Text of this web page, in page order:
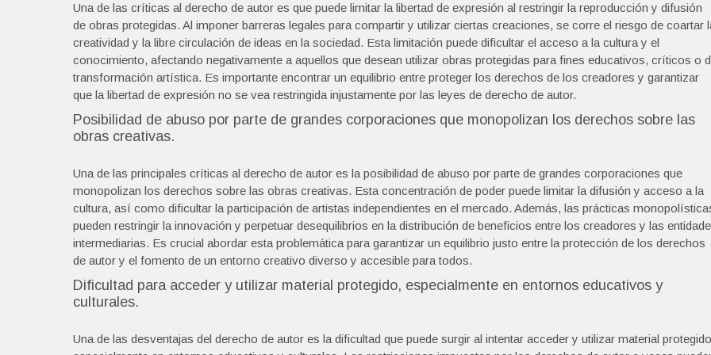
Una de las críticas al derecho de autor es que puede limitar la libertad de expresión al restringir la reproducción y difusión
de obras protegidas. Al imponer barreras legales para compartir y utilizar ciertas creaciones, se corre el riesgo de coartar
creatividad y la libre circulación de ideas en la sociedad. Esta limitación puede dificultar el acceso a la cultura y el
conocimiento, afectando negativamente a aquellos que desean utilizar obras protegidas para fines educativos, críticos o
transformación artística. Es importante encontrar un equilibrio entre proteger los derechos de los creadores y garantizar
que la libertad de expresión no se vea restringida injustamente por las leyes de derecho de autor.
Posibilidad de abuso por parte de grandes corporaciones que monopolizan los derechos sobre las
obras creativas.
Una de las principales críticas al derecho de autor es la posibilidad de abuso por parte de grandes corporaciones que
monopolizan los derechos sobre las obras creativas. Esta concentración de poder puede limitar la difusión y acceso a la
cultura, así como dificultar la participación de artistas independientes en el mercado. Además, las prácticas
pueden restringir la innovación y perpetuar desequilibrios en la distribución de beneficios entre los creadores y las
intermediarias. Es crucial abordar esta problemática para garantizar un equilibrio justo entre la protección de los derechos
de autor y el fomento de un entorno creativo diverso y accesible para todos.
Dificultad para acceder y utilizar material protegido, especialmente en entornos educativos y
culturales.
Una de las desventajas del derecho de autor es la dificultad que puede surgir al intentar acceder y utilizar material